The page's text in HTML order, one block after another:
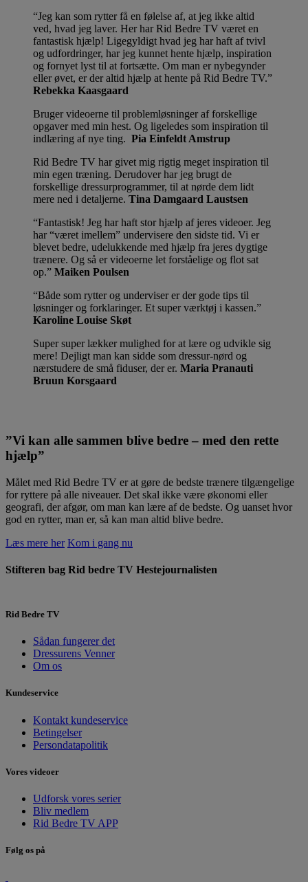
Jeg kan som rytter få en følelse af, at jeg ikke altid
ved, hvad jeg laver. Her har Rid Bedre TV været en
fantastisk hjælp! Ligegyldigt hvad jeg har haft af tvivl
og udfordringer, har jeg kunnet hente hjælp, inspiration
og fornyet lyst til at fortsætte. Om man er nybegynder
eller øvet, er der altid hjælp at hente på Rid Bedre TV.
Rebekka Kaasgaard
Bruger videoerne til problemløsninger af forskellige
opgaver med min hest. Og ligeledes som inspiration til
indlæring af nye ting. Pia Einfeldt Amstrup
Rid Bedre TV har givet mig rigtig meget inspiration til
min egen træning. Derudover har jeg brugt de
forskellige dressurprogrammer, til at nørde dem lidt
mere ned i detaljerne. Tina Damgaard Laustsen
Fantastisk! Jeg har haft stor hjælp af jeres videoer. Jeg
har “været imellem” undervisere den sidste tid. Vi er
blevet bedre, udelukkende med hjælp fra jeres dygtige
trænere. Og så er videoerne let forståelige og flot sat
op.
Maiken Poulsen
Både som rytter og underviser er der gode tips til
løsninger og forklaringer. Et super værktøj i kassen.
Karoline Louise Skøt
Super super lækker mulighed for at lære og udvikle sig
mere! Dejligt man kan sidde som dressur-nørd og
nærstudere de små fiduser, der er. Maria Pranauti
Bruun Korsgaard
”Vi kan alle sammen blive bedre – med den rette
hjælp”
Målet med Rid Bedre TV er at gøre de bedste trænere tilgængelige
for ryttere på alle niveauer. Det skal ikke være økonomi eller
geografi, der afgør, om man kan lære af de bedste. Og uanset hvor
god en rytter, man er, så kan man altid blive bedre.
Læs mere her Kom i gang nu
Stifteren bag Rid bedre TV Hestejournalisten
Rid Bedre TV
Sådan fungerer det
Dressurens Venner
Om os
Kundeservice
Kontakt kundeservice
Betingelser
Persondatapolitik
Vores videoer
Udforsk vores serier
Bliv medlem
Rid Bedre TV APP
Følg os på